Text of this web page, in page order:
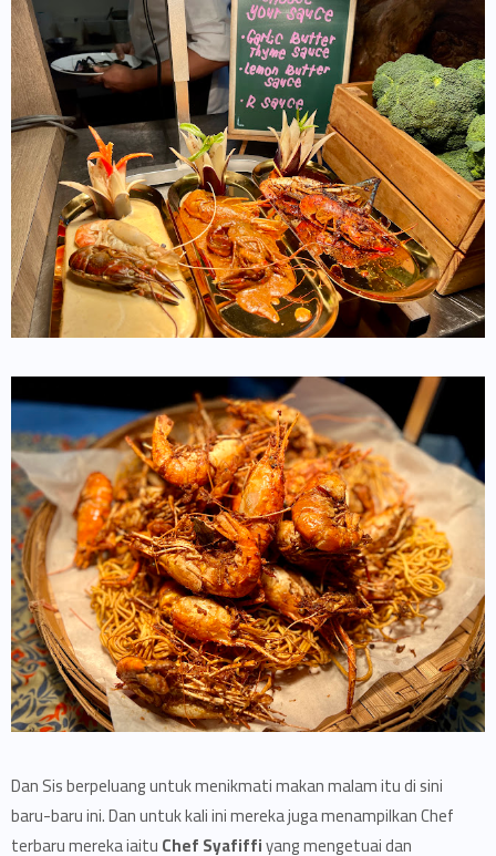
Dan Sis berpeluang untuk menikmati makan malam itu di sini
baru-baru ini. Dan untuk kali ini mereka juga menampilkan Chef
terbaru mereka iaituChef Syafiffiyang mengetuai dan